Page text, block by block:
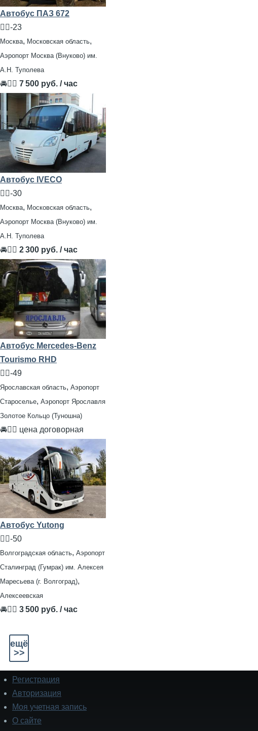
Автобус ПАЗ 672
🧍‍♂️-23
Москва, Московская область,
Аэропорт Москва (Внуково) им.
А.Н. Туполева
🚘👨‍✈ 7 500 руб. / час
Автобус IVECO
🧍‍♂️-30
Москва, Московская область,
Аэропорт Москва (Внуково) им.
А.Н. Туполева
🚘👨‍✈ 2 300 руб. / час
Автобус Mercedes-Benz
Tourismo RHD
🧍‍♂️-49
Ярославская область, Аэропорт
Староселье, Аэропорт Ярославля
Золотое Кольцо (Туношна)
🚘👨‍✈ цена договорная
Автобус Yutong
🧍‍♂️-50
Волгоградская область, Аэропорт
Сталинград (Гумрак) им. Алексея
Маресьева (г. Волгоград),
Алексеевская
🚘👨‍✈ 3 500 руб. / час
ещё
>>
Подвал
Регистрация
Авторизация
Моя учетная запись
О сайте